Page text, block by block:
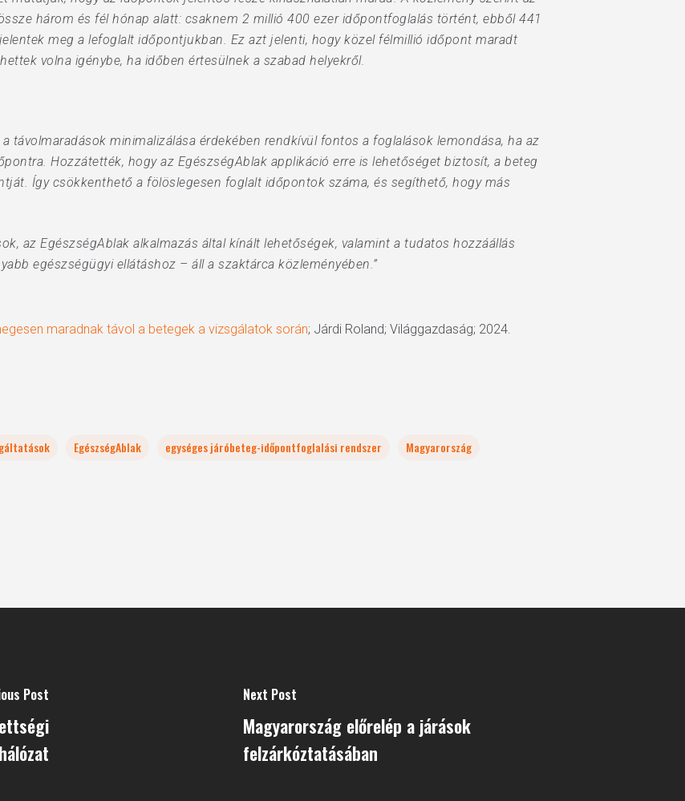
három és fél hónap alatt: csaknem 2 millió 400 ezer időpontfoglalás történt, ebből 441
meg a lefoglalt időpontjukban. Ez azt jelenti, hogy közel félmillió időpont maradt
volna igénybe, ha időben értesülnek a szabad helyekről.
távolmaradások minimalizálása érdekében rendkívül fontos a foglalások lemondása, ha az
Hozzátették, hogy az EgészségAblak applikáció erre is lehetőséget biztosít, a beteg
Így csökkenthető a fölöslegesen foglalt időpontok száma, és segíthető, hogy más
az EgészségAblak alkalmazás által kínált lehetőségek, valamint a tudatos hozzáállás
egészségügyi ellátáshoz – áll a szaktárca közleményében.”
maradnak távol a betegek a vizsgálatok során; Járdi Roland; Világgazdaság; 2024.
EgészségAblak egységes járóbeteg-időpontfoglalási rendszer Magyarország
Post Next Post
Magyarország előrelép a járások
felzárkóztatásában